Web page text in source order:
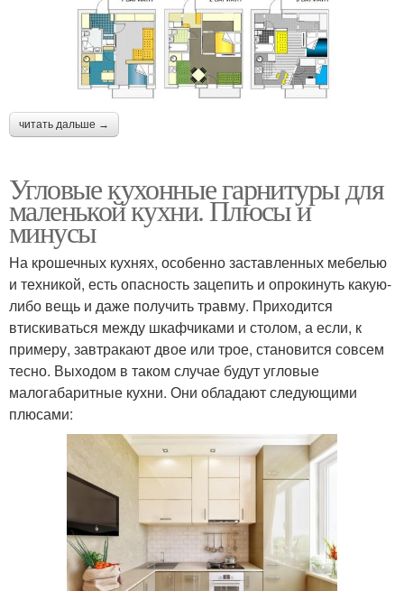
читать дальше →
Угловые кухонные гарнитуры для
маленькой кухни. Плюсы и
минусы
На крошечных кухнях, особенно заставленных мебелью
и техникой, есть опасность зацепить и опрокинуть какую-
либо вещь и даже получить травму. Приходится
втискиваться между шкафчиками и столом, а если, к
примеру, завтракают двое или трое, становится совсем
тесно. Выходом в таком случае будут угловые
малогабаритные кухни. Они обладают следующими
плюсами: